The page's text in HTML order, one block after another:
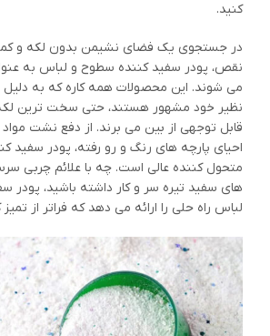
کنید.
در جستجوی یک فضای نشیمن بدون لکه و
نقص، پودر سفید کننده سطوح و لباس به
می شوند. این محصولات همه کاره که به
نظیر خود مشهور هستند، حتی سخت ترین لکه
قابل توجهی از بین می برند. از دفع نشت مواد
احیای پارچه های رنگ و رو رفته، پودر سفید
متحول کننده عالی است. چه با علائم چربی
های سفید تیره سر و کار داشته باشید،
لباس راه حلی را ارائه می دهد که فراتر از